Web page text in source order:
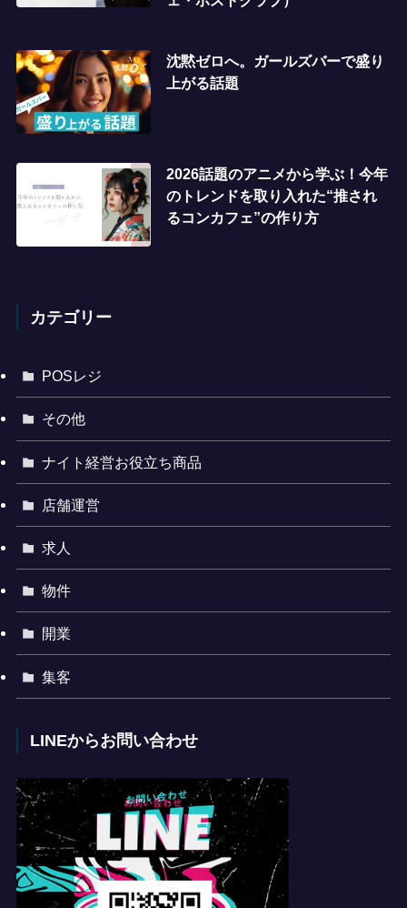
沈黙ゼロへ。ガールズバーで盛り
上がる話題
2026話題のアニメから学ぶ！今年
のトレンドを取り入れた“推され
るコンカフェ”の作り方
カテゴリー
POSレジ
その他
ナイト経営お役立ち商品
店舗運営
求人
物件
開業
集客
LINEからお問い合わせ